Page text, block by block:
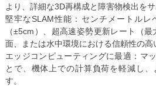
より、詳細な3D再構成と障害物検出をサ
堅牢なSLAM性能：センチメートル
（±5cm）、超高速姿勢更新レート（
面、または水中環境における信頼性の高
エッジコンピューティングに最適：マ
とで、機体上での計算負荷を軽減し
す。